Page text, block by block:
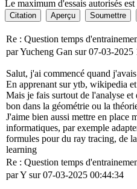
Le maximum d'essais autorisés
Citation Aperçu Soumettre
Re : Question temps
par Yucheng Gan sur 07-03-2025
Salut, j'ai commencé quand
En apprenant sur ytb, wikipedia
Mais je fais surtout de l'analyse et
bon dans la géométrie ou la
J'aime bien aussi mettre en place
informatiques, par exemple
formules pour du ray tracing, de
learning
Re : Question temps
par Y sur 07-03-2025 00:44:34